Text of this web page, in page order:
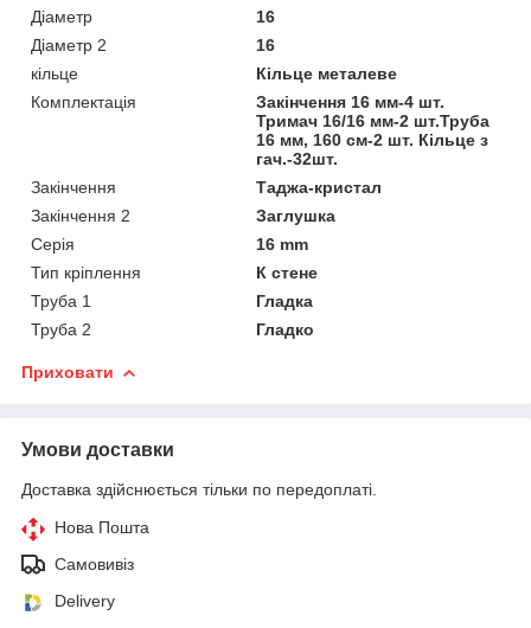
Діаметр
16
Діаметр 2
16
кільце
Кільце металеве
Комплектація
Закінчення 16 мм-4 шт.
Тримач 16/16 мм-2 шт.Труба
16 мм, 160 см-2 шт. Кільце з
гач.-32шт.
Закінчення
Таджа-кристал
Закінчення 2
Заглушка
Серія
16 mm
Тип кріплення
К стене
Труба 1
Гладка
Труба 2
Гладко
Приховати
Умови доставки
Доставка здійснюється тільки по передоплаті.
Нова Пошта
Самовивіз
Delivery